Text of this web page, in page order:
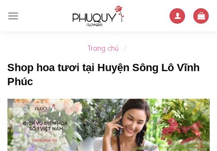
Trang chủ /
Shop hoa tươi tại Huyện Sông Lô Vĩnh
Phúc